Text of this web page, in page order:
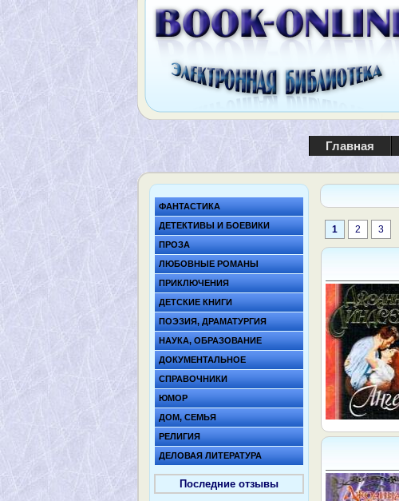
Главная
ФАНТАСТИКА
ДЕТЕКТИВЫ И БОЕВИКИ
ПРОЗА
ЛЮБОВНЫЕ РОМАНЫ
ПРИКЛЮЧЕНИЯ
ДЕТСКИЕ КНИГИ
ПОЭЗИЯ, ДРАМАТУРГИЯ
НАУКА, ОБРАЗОВАНИЕ
ДОКУМЕНТАЛЬНОЕ
СПРАВОЧНИКИ
ЮМОР
ДОМ, СЕМЬЯ
РЕЛИГИЯ
ДЕЛОВАЯ ЛИТЕРАТУРА
Последние отзывы
1 2 3